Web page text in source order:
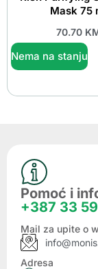
Mask 75
70.70
Nema na stanju
Pomoć i
+387 33
Mail za upite o
Adresa